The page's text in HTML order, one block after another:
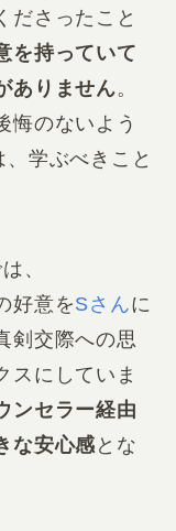
ださったこと
を持っていて
ありません。
悔のないよう
学ぶべきこと
、
好意をSさんに
剣交際への思
スにしていま
ンセラー経由
な安心感とな